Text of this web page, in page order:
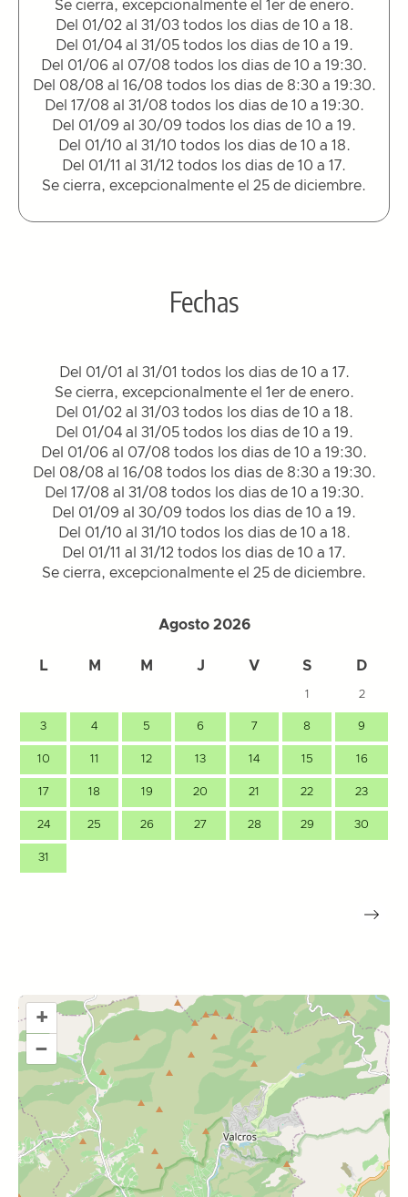
Se cierra, excepcionalmente el 1er de enero.
Del 01/02 al 31/03 todos los dias de 10 a 18.
Del 01/04 al 31/05 todos los dias de 10 a 19.
Del 01/06 al 07/08 todos los dias de 10 a 19:30.
Del 08/08 al 16/08 todos los dias de 8:30 a 19:30.
Del 17/08 al 31/08 todos los dias de 10 a 19:30.
Del 01/09 al 30/09 todos los dias de 10 a 19.
Del 01/10 al 31/10 todos los dias de 10 a 18.
Del 01/11 al 31/12 todos los dias de 10 a 17.
Se cierra, excepcionalmente el 25 de diciembre.
Fechas
Del 01/01 al 31/01 todos los dias de 10 a 17.
Se cierra, excepcionalmente el 1er de enero.
Del 01/02 al 31/03 todos los dias de 10 a 18.
Del 01/04 al 31/05 todos los dias de 10 a 19.
Del 01/06 al 07/08 todos los dias de 10 a 19:30.
Del 08/08 al 16/08 todos los dias de 8:30 a 19:30.
Del 17/08 al 31/08 todos los dias de 10 a 19:30.
Del 01/09 al 30/09 todos los dias de 10 a 19.
Del 01/10 al 31/10 todos los dias de 10 a 18.
Del 01/11 al 31/12 todos los dias de 10 a 17.
Se cierra, excepcionalmente el 25 de diciembre.
Agosto 2026
L M M J V S D
1 2
3 4 5 6 7 8 9
10 11 12 13 14 15 16
17 18 19 20 21 22 23
24 25 26 27 28 29 30
31
+
–